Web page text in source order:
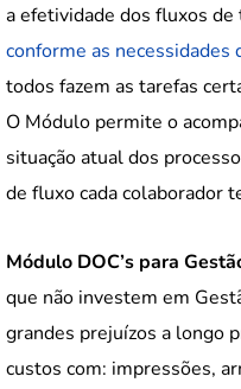
a efetividade dos fluxos de
conforme as necessidades
todos fazem as tarefas
O Módulo permite o
situação atual dos
de fluxo cada colaborador
Módulo DOC’s para
que não investem em
grandes prejuízos a longo
custos com: impressões,